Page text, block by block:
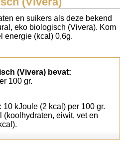
en suikers als deze bekend
eko biologisch (Vivera). Kom
energie (kcal) 0,6g.
eko biologisch (Vivera) bevat:
100 gr.
kJoule (2 kcal) per 100 gr.
(koolhydraten, eiwit, vet en